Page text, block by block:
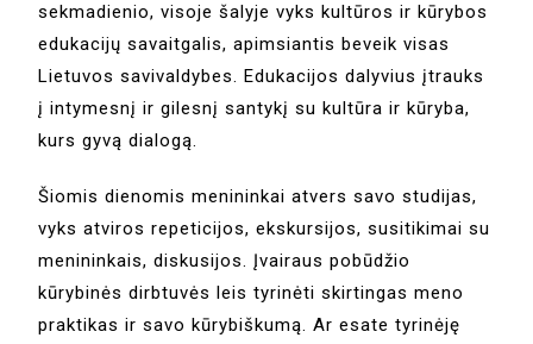
sekmadienio, visoje šalyje vyks kultūros ir kūrybos
edukacijų savaitgalis, apimsiantis beveik visas
Lietuvos savivaldybes. Edukacijos dalyvius įtrauks
į intymesnį ir gilesnį santykį su kultūra ir kūryba,
kurs gyvą dialogą.
Šiomis dienomis menininkai atvers savo studijas,
vyks atviros repeticijos, ekskursijos, susitikimai su
menininkais, diskusijos. Įvairaus pobūdžio
kūrybinės dirbtuvės leis tyrinėti skirtingas meno
praktikas ir savo kūrybiškumą. Ar esate tyrinėję